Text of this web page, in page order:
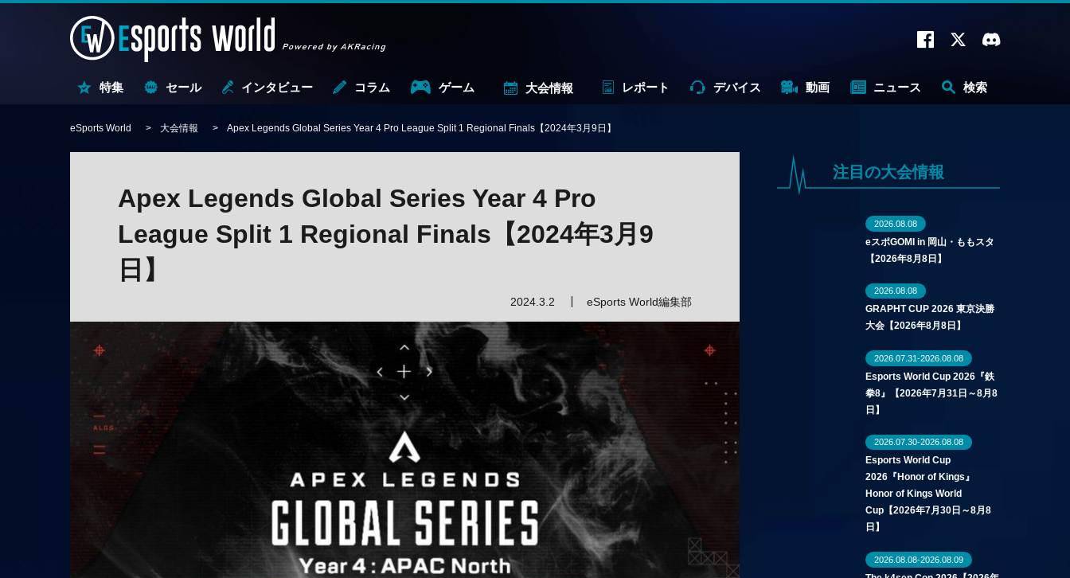
特集 セール インタビュー コラム ゲーム 大会情報 レポート デバイス 動画 ニュース 検索
eSports World 大会情報 Apex Legends Global Series Year 4 Pro League Split 1 Regional Finals【2024年3月9日】
Apex Legends Global Series Year 4 Pro
League Split 1 Regional Finals【2024年3月9
日】
2024.3.2 eSports World編集部
注目の大会情報
2026.08.08
eスポGOMI in 岡山・ももスタ
【2026年8月8日】
2026.08.08
GRAPHT CUP 2026 東京決勝
大会【2026年8月8日】
2026.07.31-2026.08.08
Esports World Cup 2026『鉄
拳8』【2026年7月31日～8月8
日】
2026.07.30-2026.08.08
Esports World Cup
2026『Honor of Kings』
Honor of Kings World
Cup【2026年7月30日～8月8
日】
2026.08.08-2026.08.09